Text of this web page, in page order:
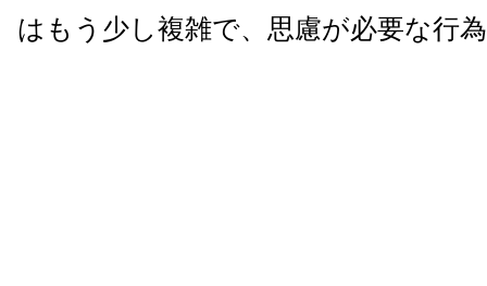
はもう少し複雑で、思慮が必要な行